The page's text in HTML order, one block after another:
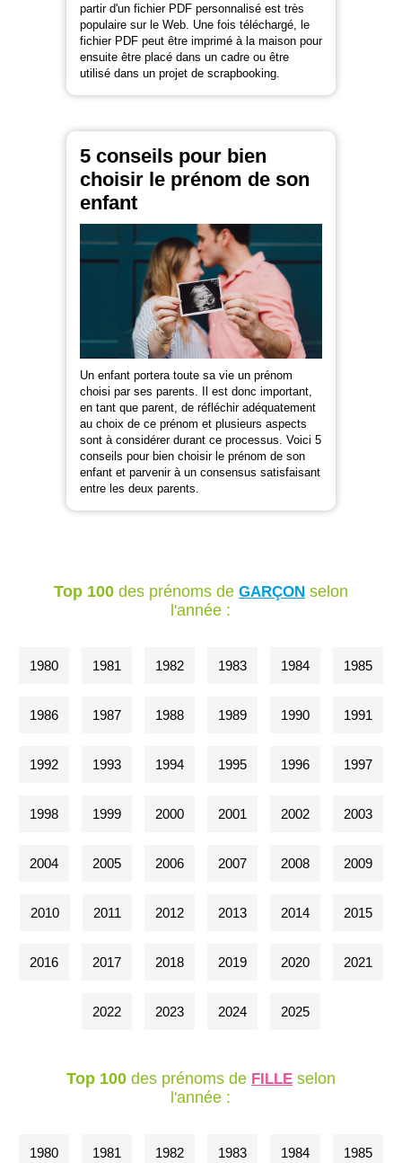
partir d'un fichier PDF personnalisé est très
populaire sur le Web. Une fois téléchargé, le
fichier PDF peut être imprimé à la maison pour
ensuite être placé dans un cadre ou être
utilisé dans un projet de scrapbooking.
5 conseils pour bien
choisir le prénom de son
enfant
Un enfant portera toute sa vie un prénom
choisi par ses parents. Il est donc important,
en tant que parent, de réfléchir adéquatement
au choix de ce prénom et plusieurs aspects
sont à considérer durant ce processus. Voici 5
conseils pour bien choisir le prénom de son
enfant et parvenir à un consensus satisfaisant
entre les deux parents.
Top 100des prénoms de GARÇONselon
l'année :
1980 1981 1982 1983 1984 1985
1986 1987 1988 1989 1990 1991
1992 1993 1994 1995 1996 1997
1998 1999 2000 2001 2002 2003
2004 2005 2006 2007 2008 2009
2010 2011 2012 2013 2014 2015
2016 2017 2018 2019 2020 2021
2022 2023 2024 2025
Top 100des prénoms de FILLEselon
l'année :
1980 1981 1982 1983 1984 1985